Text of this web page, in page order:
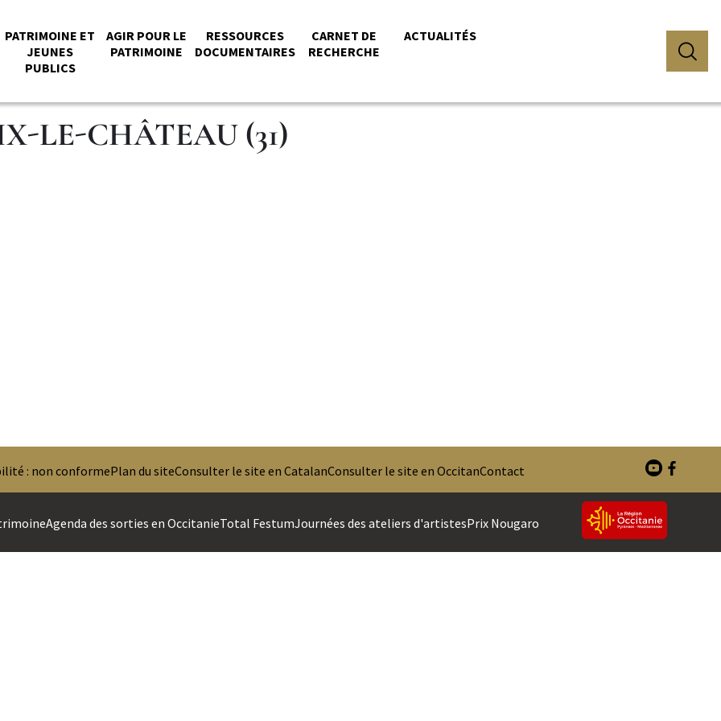
PATRIMOINE ET
JEUNES
PUBLICS
AGIR POUR LE
PATRIMOINE
RESSOURCES
DOCUMENTAIRES
CARNET DE
RECHERCHE
ACTUALITÉS
LE-CHÂTEAU (31)
: non conformePlan du siteConsulter le site en CatalanConsulter le site en OccitanContact
Agenda des sorties en OccitanieTotal FestumJournées des ateliers d'artistesPrix Nougaro